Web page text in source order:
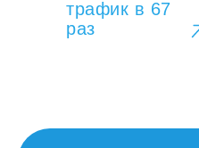
трафик в 67
раз